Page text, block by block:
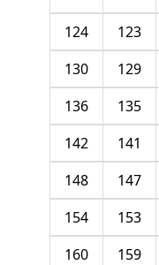
123
124
129
130
135
136
141
142
147
148
153
154
159
160